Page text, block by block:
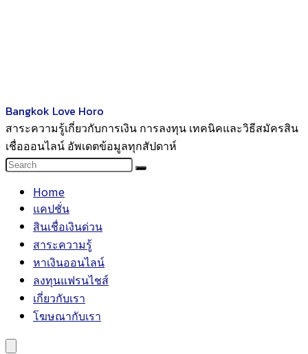
Bangkok Love Horo
สาระความรู้เกี่ยวกับการเงิน การลงทุน เทคนิคและวิธีสมัครสิน
เชื่อออนไลน์ อัพเดตข้อมูลทุกสัปดาห์
Home
แคปชั่น
สินเชื่อเงินด่วน
สาระความรู้
หาเงินออนไลน์
ลงทุนแฟรนไชส์
เกี่ยวกับเรา
โฆษณากับเรา